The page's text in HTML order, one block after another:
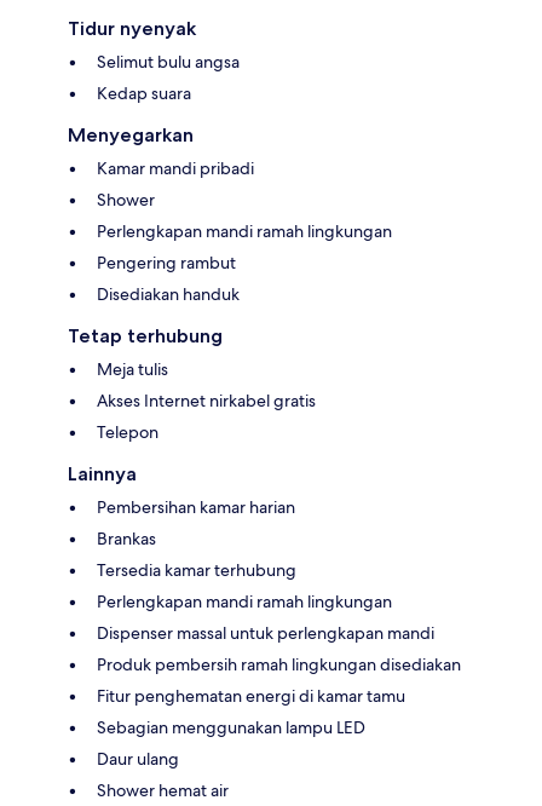
Tidur nyenyak
Selimut bulu angsa
Kedap suara
Menyegarkan
Kamar mandi pribadi
Shower
Perlengkapan mandi ramah lingkungan
Pengering rambut
Disediakan handuk
Tetap terhubung
Meja tulis
Akses Internet nirkabel gratis
Telepon
Lainnya
Pembersihan kamar harian
Brankas
Tersedia kamar terhubung
Perlengkapan mandi ramah lingkungan
Dispenser massal untuk perlengkapan mandi
Produk pembersih ramah lingkungan disediakan
Fitur penghematan energi di kamar tamu
Sebagian menggunakan lampu LED
Daur ulang
Shower hemat air